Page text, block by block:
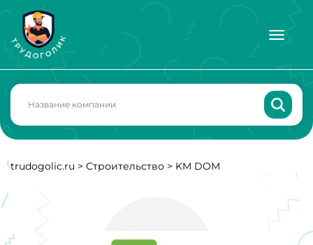
trudogolic.ru > Строительство > KM DOM